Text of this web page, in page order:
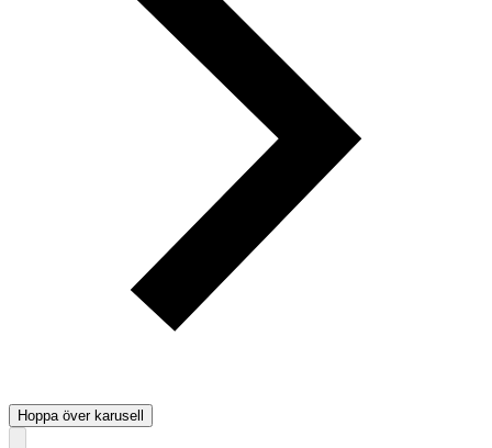
Hoppa över karusell